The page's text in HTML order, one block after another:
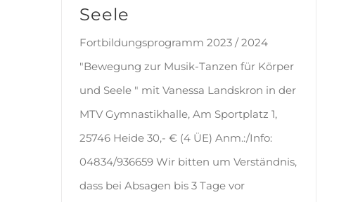
Seele
Fortbildungsprogramm 2023 / 2024
"Bewegung zur Musik-Tanzen für Körper
und Seele " mit Vanessa Landskron in der
MTV Gymnastikhalle, Am Sportplatz 1,
25746 Heide 30,- € (4 ÜE) Anm.:/Info:
04834/936659 Wir bitten um Verständnis,
dass bei Absagen bis 3 Tage vor